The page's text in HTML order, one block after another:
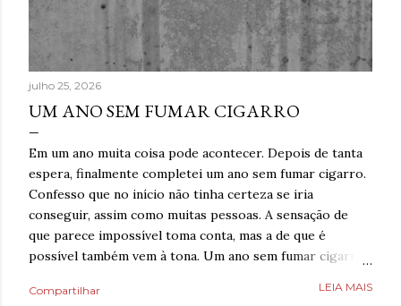
julho 25, 2026
UM ANO SEM FUMAR CIGARRO
Em um ano muita coisa pode acontecer. Depois de tanta
espera, finalmente completei um ano sem fumar cigarro.
Confesso que no início não tinha certeza se iria
conseguir, assim como muitas pessoas. A sensação de
que parece impossível toma conta, mas a de que é
possível também vem à tona. Um ano sem fumar cigarro.
estava mais interessado no quanto havia ganhado de
Compartilhar LEIA MAIS